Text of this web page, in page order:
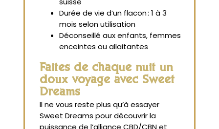
Durée de vie d’un flacon : 1 à 3
mois selon utilisation
Déconseillé aux enfants, femmes
enceintes ou allaitantes
Faites de chaque nuit un
doux voyage avec Sweet
Dreams
Il ne vous reste plus qu’à essayer
Sweet Dreams pour découvrir la
puissance de l’alliance CBD/CBN et